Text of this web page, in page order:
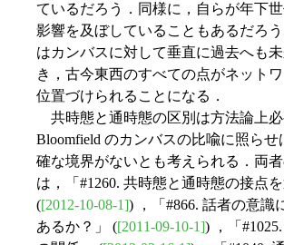
ているだろう．同様に，自らが年下
影響を及ぼしていることもあるだろ
はカンバスに対して垂直に過去へも
き，古今東西のすべての点がネット
位置づけられることになる．
共時態と通時態の区別は方法論上必
Bloomfield のカンバスの比喩に照らせ
確な境界がないとも考えられる．両
は，「#1260. 共時態と通時態の接点を
([2012-10-08-1]) ，「#866. 話者の意識
あるか？」 ([2011-09-10-1]) ，「